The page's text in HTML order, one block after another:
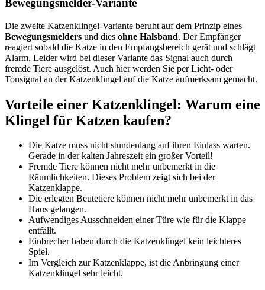
Bewegungsmelder-Variante
Die zweite Katzenklingel-Variante beruht auf dem Prinzip eines
Bewegungsmelders und dies ohne Halsband. Der Empfänger
reagiert sobald die Katze in den Empfangsbereich gerät und schlägt
Alarm. Leider wird bei dieser Variante das Signal auch durch
fremde Tiere ausgelöst. Auch hier werden Sie per Licht- oder
Tonsignal an der Katzenklingel auf die Katze aufmerksam gemacht.
Vorteile einer Katzenklingel: Warum eine
Klingel für Katzen kaufen?
Die Katze muss nicht stundenlang auf ihren Einlass warten.
Gerade in der kalten Jahreszeit ein großer Vorteil!
Fremde Tiere können nicht mehr unbemerkt in die
Räumlichkeiten. Dieses Problem zeigt sich bei der
Katzenklappe.
Die erlegten Beutetiere können nicht mehr unbemerkt in das
Haus gelangen.
Aufwendiges Ausschneiden einer Türe wie für die Klappe
entfällt.
Einbrecher haben durch die Katzenklingel kein leichteres
Spiel.
Im Vergleich zur Katzenklappe, ist die Anbringung einer
Katzenklingel sehr leicht.